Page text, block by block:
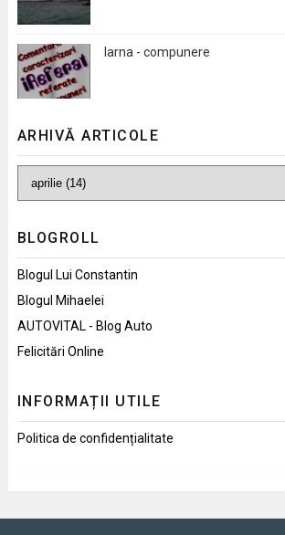
Iarna - compunere
ARHIVĂ ARTICOLE
BLOGROLL
Blogul Lui Constantin
Blogul Mihaelei
AUTOVITAL - Blog Auto
Felicitări Online
INFORMAȚII UTILE
Politica de confidențialitate